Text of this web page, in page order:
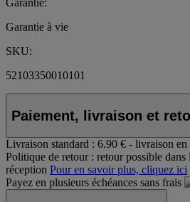
Garantie:
Garantie à vie
SKU:
52103350010101
Paiement, livraison et
Livraison standard : 6.90 € - livraison
Politique de retour : retour possible
réception Pour en savoir plus, cliquez ici
Payez en plusieurs échéances sans frais